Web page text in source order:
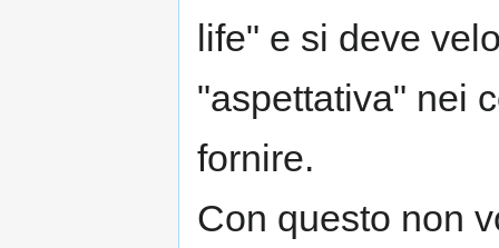
life" e si deve
"aspettativa" nei
fornire.
Con questo non